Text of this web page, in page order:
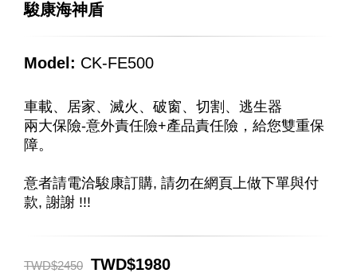
駿康海神盾
Model: CK-FE500
車載、居家、滅火、破窗、切割、逃生器
兩大保險-意外責任險+產品責任險，給您雙重保
障。
意者請電洽駿康訂購, 請勿在網頁上做下單與付
款, 謝謝 !!!
TWD$2450 TWD$1980